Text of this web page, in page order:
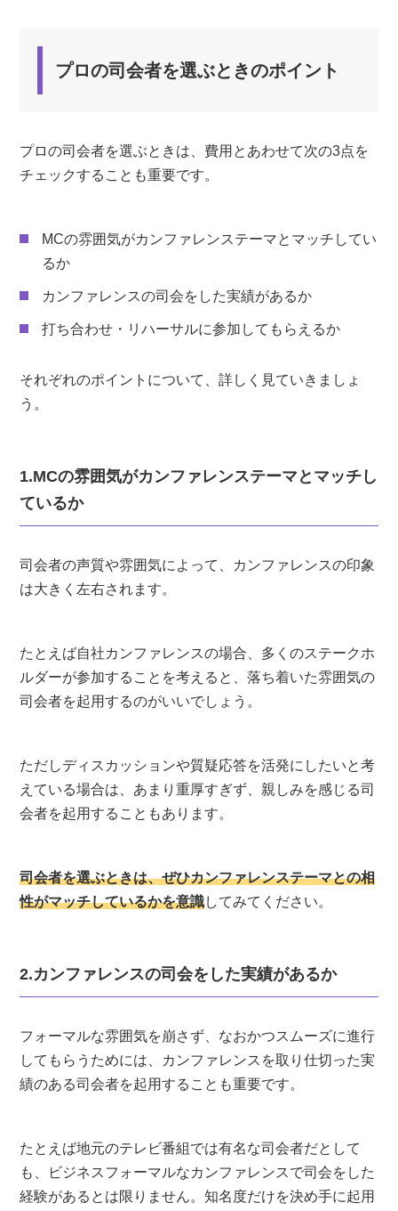
プロの司会者を選ぶときのポイント
プロの司会者を選ぶときは、費用とあわせて次の3点を
チェックすることも重要です。
MCの雰囲気がカンファレンステーマとマッチしてい
るか
カンファレンスの司会をした実績があるか
打ち合わせ・リハーサルに参加してもらえるか
それぞれのポイントについて、詳しく見ていきましょ
う。
1.MCの雰囲気がカンファレンステーマとマッチし
ているか
司会者の声質や雰囲気によって、カンファレンスの印象
は大きく左右されます。
たとえば自社カンファレンスの場合、多くのステークホ
ルダーが参加することを考えると、落ち着いた雰囲気の
司会者を起用するのがいいでしょう。
ただしディスカッションや質疑応答を活発にしたいと考
えている場合は、あまり重厚すぎず、親しみを感じる司
会者を起用することもあります。
司会者を選ぶときは、ぜひカンファレンステーマとの相
性がマッチしているかを意識してみてください。
2.カンファレンスの司会をした実績があるか
フォーマルな雰囲気を崩さず、なおかつスムーズに進行
してもらうためには、カンファレンスを取り仕切った実
績のある司会者を起用することも重要です。
たとえば地元のテレビ番組では有名な司会者だとして
も、ビジネスフォーマルなカンファレンスで司会をした
経験があるとは限りません。知名度だけを決め手に起用